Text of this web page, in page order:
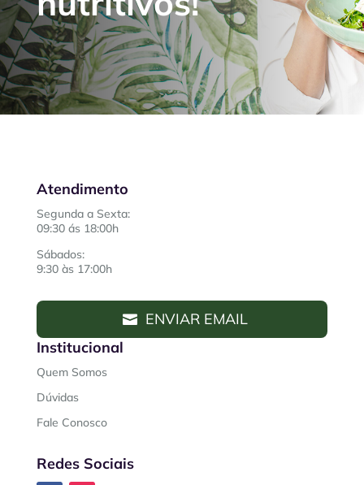
Institucional
Quem Somos
Dúvidas
Fale Conosco
Redes Sociais
Atendimento
Segunda a Sexta:
09:30 ás 18:00h
Sábados:
9:30 às 17:00h
ENVIAR EMAIL